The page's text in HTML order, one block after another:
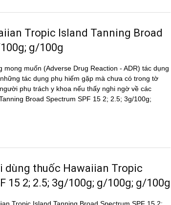
Tropic Island Tanning Broad
g/100g
muốn (Adverse Drug Reaction - ADR) tác dụng
tác dụng phụ hiếm gặp mà chưa có trong tờ
phụ trách y khoa nếu thấy nghi ngờ về các
Broad Spectrum SPF 15 2; 2.5; 3g/100g;
dùng thuốc Hawaiian Tropic
15 2; 2.5; 3g/100g; g/100g; g/100g